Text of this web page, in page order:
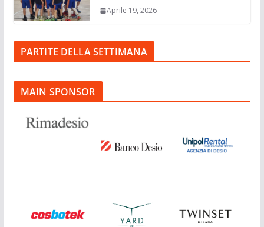
Aprile 19, 2026
PARTITE DELLA SETTIMANA
MAIN SPONSOR